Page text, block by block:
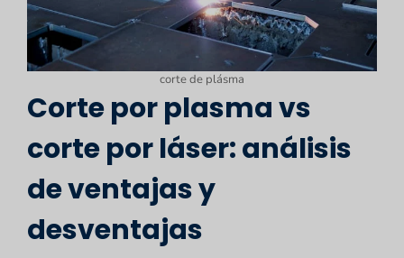
corte de plásma
Corte por plasma vs
corte por láser: análisis
de ventajas y
desventajas